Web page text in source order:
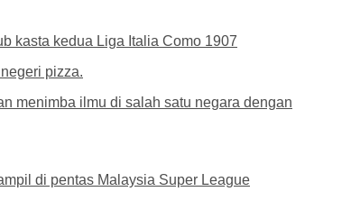
kasta kedua Liga Italia Como 1907
pizza.
menimba ilmu di salah satu negara dengan
di pentas Malaysia Super League